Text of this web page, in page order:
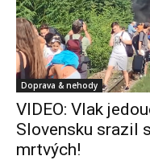
Doprava & nehody
VIDEO: Vlak
Slovensku srazil
mrtvých!